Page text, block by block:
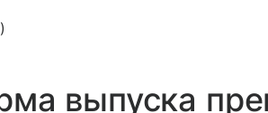
выпуска